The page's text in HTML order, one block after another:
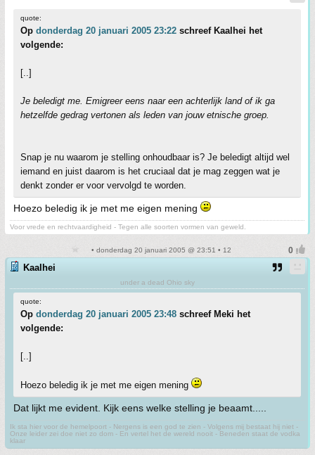
quote:
Op donderdag 20 januari 2005 23:22 schreef Kaalhei het
volgende:
[..]
Je beledigt me. Emigreer eens naar een achterlijk land of ik ga
hetzelfde gedrag vertonen als leden van jouw etnische groep.
Snap je nu waarom je stelling onhoudbaar is? Je beledigt altijd wel
iemand en juist daarom is het cruciaal dat je mag zeggen wat je
denkt zonder er voor vervolgd te worden.
Hoezo beledig ik je met me eigen mening
Voor vrede en rechtvaardigheid - Tegen alle soorten vormen van geweld.
• donderdag 20 januari 2005 @ 23:51 • 12
Kaalhei
under a dead Ohio sky
quote:
Op donderdag 20 januari 2005 23:48 schreef Meki het
volgende:
[..]
Hoezo beledig ik je met me eigen mening
Dat lijkt me evident. Kijk eens welke stelling je beaamt.....
Ik sta hier voor de hemelpoort - Nergens is een god te zien - Volgens mij bestaat hij niet -
Onze leider zei doe niet zo dom - En vertel het de wereld nooit - Beneden staat de vodka
klaar